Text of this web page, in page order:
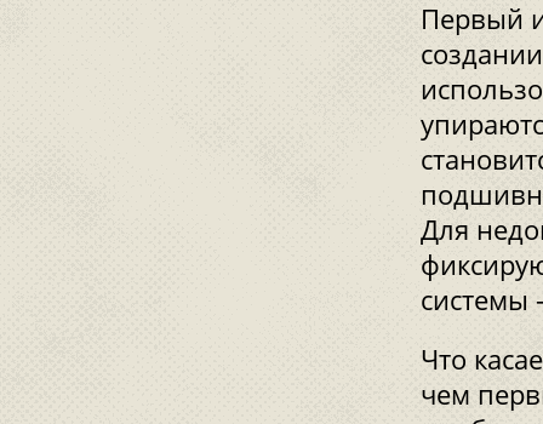
Первый
Для
системы
Что
чем